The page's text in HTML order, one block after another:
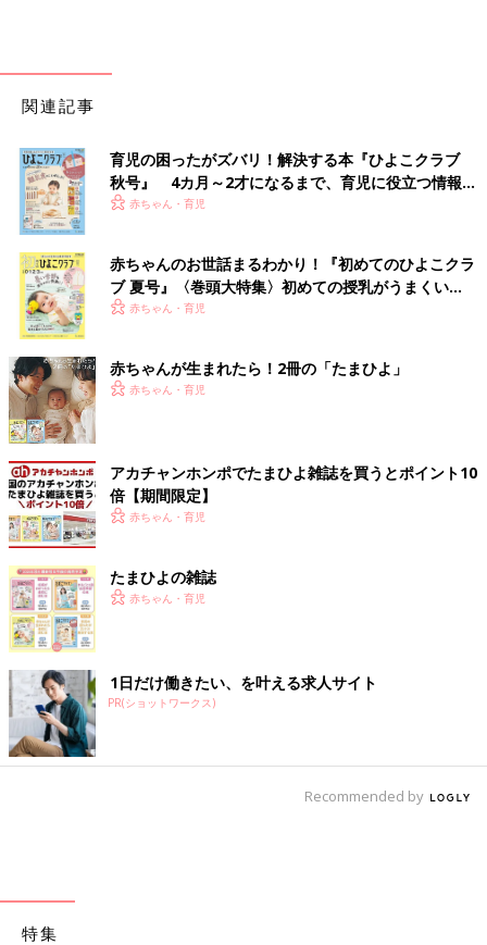
関連記事
育児の困ったがズバリ！解決する本『ひよこクラブ
秋号』 4カ月～2才になるまで、育児に役立つ情報が
いっぱい！
赤ちゃん・育児
赤ちゃんのお世話まるわかり！『初めてのひよこクラ
ブ 夏号』〈巻頭大特集〉初めての授乳がうまくい
く！ おっぱい・ミルクの基本と夏のトラブル 解決テ
赤ちゃん・育児
赤ちゃんが生まれたら！2冊の「たまひよ」
赤ちゃん・育児
アカチャンホンポでたまひよ雑誌を買うとポイント10
倍【期間限定】
赤ちゃん・育児
たまひよの雑誌
赤ちゃん・育児
1日だけ働きたい、を叶える求人サイト
PR(ショットワークス)
Recommended by
特集